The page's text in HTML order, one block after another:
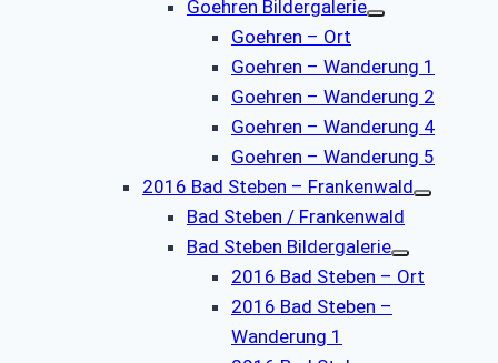
Goehren Bildergalerie
Goehren – Ort
Goehren – Wanderung 1
Goehren – Wanderung 2
Goehren – Wanderung 4
Goehren – Wanderung 5
2016 Bad Steben – Frankenwald
Bad Steben / Frankenwald
Bad Steben Bildergalerie
2016 Bad Steben – Ort
2016 Bad Steben –
Wanderung 1